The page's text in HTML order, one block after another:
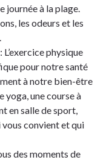
journée à la plage.
les odeurs et les
physique
pour notre santé
à notre bien-être
yoga, une course à
en salle de sport,
convient et qui
des moments de